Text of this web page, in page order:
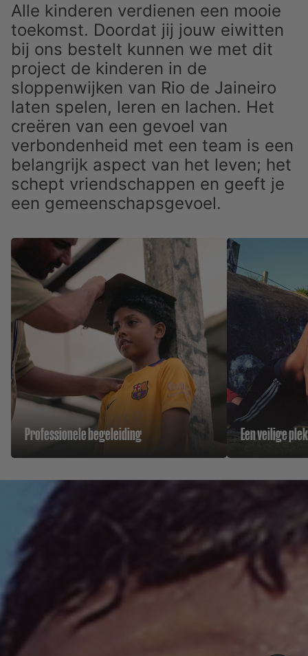
Alle kinderen verdienen een mooie
toekomst. Doordat jij jouw eiwitten
bij ons bestelt kunnen we met dit
project de kinderen in de
sloppenwijken van Rio de Jaineiro
laten spelen, leren en lachen. Het
creëren van een gevoel van
verbondenheid met een team is een
belangrijk aspect van het leven; het
schept vriendschappen en geeft je
een gemeenschapsgevoel.
Professionele begeleiding Een veilige